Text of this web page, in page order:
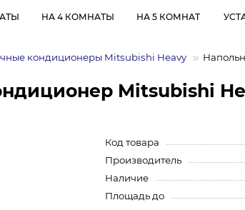
НА 4 КОМНАТЫ НА 5 КОМНАТ
кондиционеры Mitsubishi Heavy
Mitsubishi
Код товара
Производитель
Наличие
Площадь до